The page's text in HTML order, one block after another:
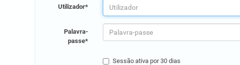
Utilizador*
Palavra-
passe*
Sessão ativa por 30 dias